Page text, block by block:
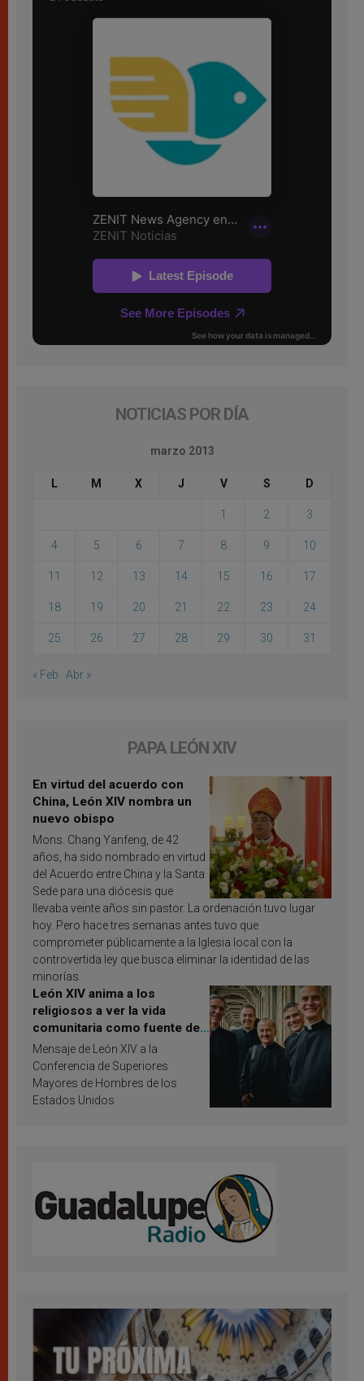
NOTICIAS POR DÍA
marzo 2013
L M X J V S D
1 2 3
4 5 6 7 8 9 10
11 12 13 14 15 16 17
18 19 20 21 22 23 24
25 26 27 28 29 30 31
« Feb Abr »
PAPA LEÓN XIV
En virtud del acuerdo con
China, León XIV nombra un
nuevo obispo
Mons. Chang Yanfeng, de 42
años, ha sido nombrado en virtud
del Acuerdo entre China y la Santa
Sede para una diócesis que
llevaba veinte años sin pastor. La ordenación tuvo lugar
hoy. Pero hace tres semanas antes tuvo que
comprometer públicamente a la Iglesia local con la
controvertida ley que busca eliminar la identidad de las
minorías.
León XIV anima a los
religiosos a ver la vida
comunitaria como fuente de
inspiración y santificación
Mensaje de León XIV a la
Conferencia de Superiores
Mayores de Hombres de los
Estados Unidos